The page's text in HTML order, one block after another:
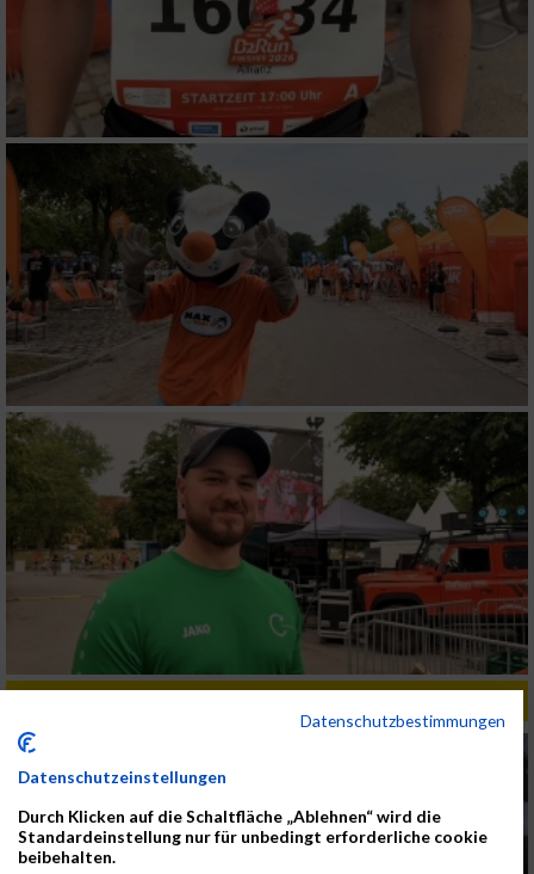
Datenschutzbestimmungen
Datenschutzeinstellungen
Durch Klicken auf die Schaltfläche „Ablehnen“ wird die
Standardeinstellung nur für unbedingt erforderliche cookie
beibehalten.